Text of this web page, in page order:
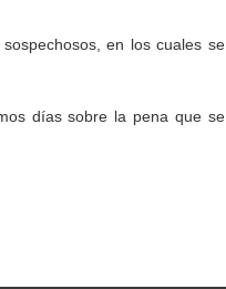
en los cuales se
días sobre la pena que se